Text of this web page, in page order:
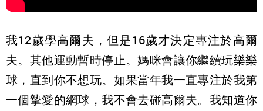
我12歲學高爾夫，但是16歲才決定專注於高爾
夫。其他運動暫時停止。媽咪會讓你繼續玩樂樂
球，直到你不想玩。如果當年我一直專注於我第
一個摯愛的網球，我不會去碰高爾夫。我知道你